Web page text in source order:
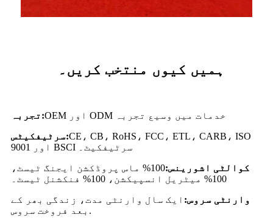
ہمیں کیوں منتخب کریں۔
تجربہ:
OEM اور ODM خدمات میں وسیع تجربہ
سرٹیفکیٹس:CE، CB، RoHS، FCC، ETL، CARB، ISO
9001 اور BSCI سرٹیفکیٹ۔
کوالٹی اشورینس:
100% ماس پروڈکشن ایجنگ ٹیسٹ،
100% میٹریل انسپیکشن، 100% فنکشنل ٹیسٹ۔
وارنٹی سروس: ایک سال وارنٹی مدت، زندگی بھر کے
بعد فروخت سروس.